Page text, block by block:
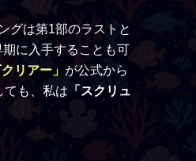
グは第1部のラストと
に入手することも可
リアー」 が公式から
ても、私は 「スクリュ